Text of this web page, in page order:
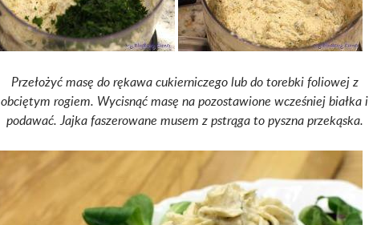
Przełożyć masę do rękawa cukierniczego lub do torebki foliowej z
obciętym rogiem. Wycisnąć masę na pozostawione wcześniej białka i
podawać. Jajka faszerowane musem z pstrąga to pyszna przekąska.